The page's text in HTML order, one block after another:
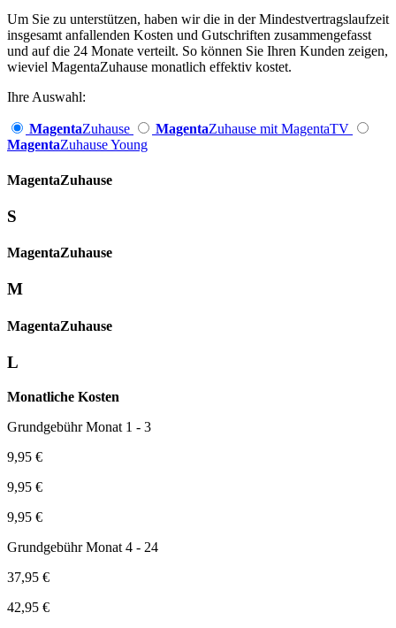
Um Sie zu unterstützen, haben wir die in der Mindestvertragslaufzeit
insgesamt anfallenden Kosten und Gutschriften zusammengefasst
und auf die 24 Monate verteilt. So können Sie Ihren Kunden zeigen,
wieviel MagentaZuhause monatlich effektiv kostet.
Ihre Auswahl:
MagentaZuhause MagentaZuhause mit MagentaTV
MagentaZuhause Young
Magenta­Zuhause
S
Magenta­Zuhause
M
Magenta­Zuhause
L
Monatliche Kosten
Grundgebühr Monat 1 - 3
9,95 €
9,95 €
9,95 €
Grundgebühr Monat 4 - 24
37,95 €
42,95 €